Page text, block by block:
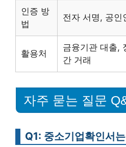
인증 방
법
전자 서명, 공인
활용처
금융기관 대출,
간 거래
자주 묻는 질문
Q1: 중소기업확인서